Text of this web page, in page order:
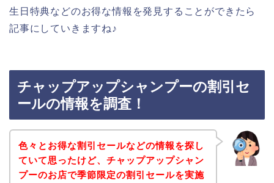
生日特典などのお得な情報を発見することができたら
記事にしていきますね♪
チャップアップシャンプーの割引セ
ールの情報を調査！
色々とお得な割引セールなどの情報を探し
ていて思ったけど、チャップアップシャン
プーのお店で季節限定の割引セールを実施